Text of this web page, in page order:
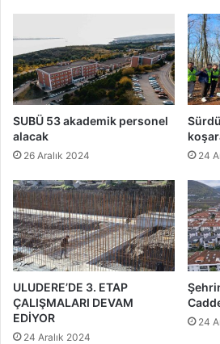
SUBÜ 53 akademik personel
alacak
26 Aralık 2024 24
ULUDERE’DE 3. ETAP
ÇALIŞMALARI DEVAM
EDİYOR
24 Aralık 2024
24